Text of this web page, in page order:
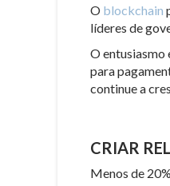
O blockchain
líderes de
O entusiasmo
para
continue a
CRIAR
Menos de